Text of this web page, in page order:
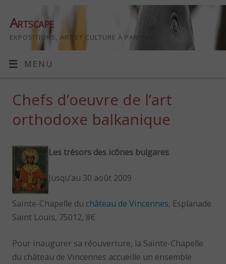
Artscape
EXPOSITIONS, ART ET CULTURE À PARIS
MENU
Chefs d’oeuvre de l’art
orthodoxe balkanique
Les trésors des icônes bulgares
Jusqu’au 30 août 2009
Sainte-Chapelle du château de Vincennes, Esplanade
Saint Louis, 75012, 8€
Pour inaugurer sa réouverture, la Sainte-Chapelle
du château de Vincennes accueille un ensemble